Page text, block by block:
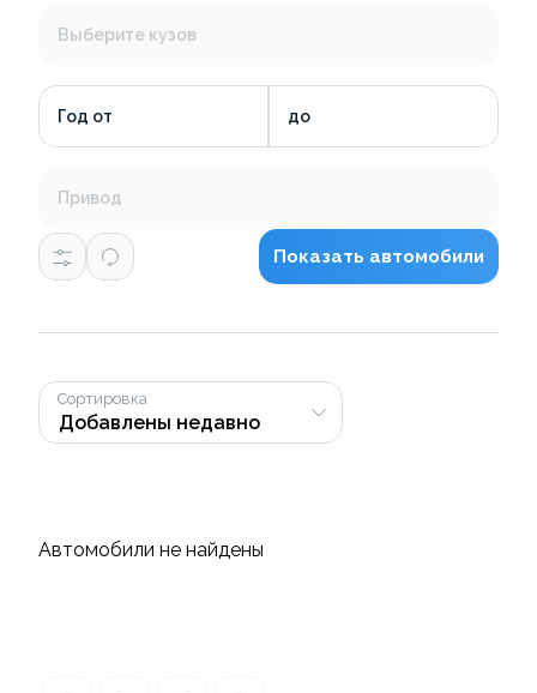
Выберите кузов
Год от до
Привод
Показать автомобили
Сортировка
Автомобили не найдены